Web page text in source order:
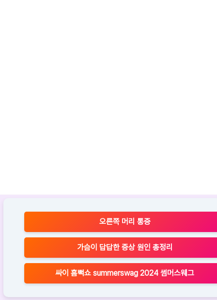
오른쪽 머리 통증
가슴이 답답한 증상 원인 총정리
싸이 흠뻑쇼 summerswag 2024 썸머스웨그